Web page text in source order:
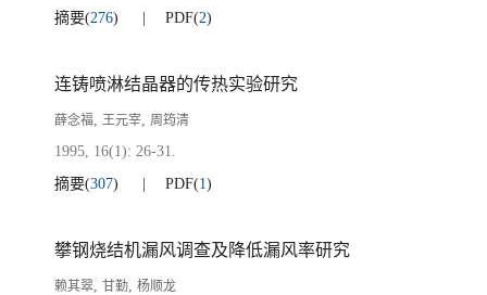
摘要(276) PDF(2)
连铸喷淋结晶器的传热实验研究
薛念福, 王元宰, 周筠清
1995, 16(1): 26-31.
摘要(307) PDF(1)
攀钢烧结机漏风调查及降低漏风率研究
赖其翠, 甘勤, 杨顺龙